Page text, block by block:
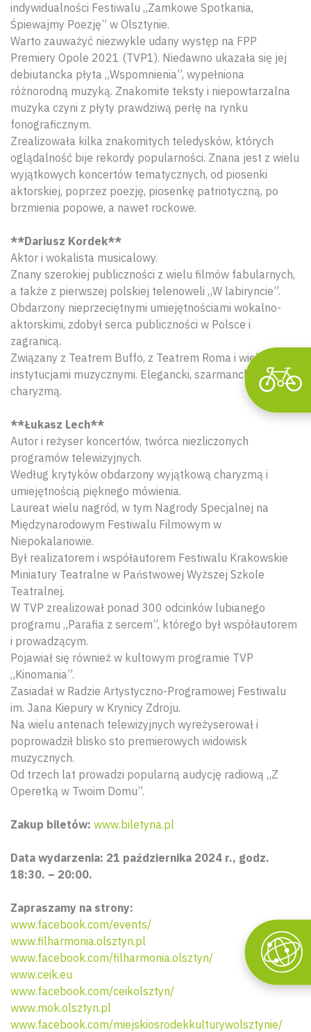
indywidualności Festiwalu „Zamkowe Spotkania,
Śpiewajmy Poezję” w Olsztynie.
Warto zauważyć niezwykle udany występ na FPP
Premiery Opole 2021 (TVP1). Niedawno ukazała się jej
debiutancka płyta „Wspomnienia”, wypełniona
różnorodną muzyką. Znakomite teksty i niepowtarzalna
muzyka czyni z płyty prawdziwą perłę na rynku
fonograficznym.
Zrealizowała kilka znakomitych teledysków, których
oglądalność bije rekordy popularności. Znana jest z wielu
wyjątkowych koncertów tematycznych, od piosenki
aktorskiej, poprzez poezję, piosenkę patriotyczną, po
brzmienia popowe, a nawet rockowe.
**Dariusz Kordek**
Aktor i wokalista musicalowy.
Znany szerokiej publiczności z wielu filmów fabularnych,
a także z pierwszej polskiej telenoweli „W labiryncie”.
Obdarzony nieprzeciętnymi umiejętnościami wokalno-
aktorskimi, zdobył serca publiczności w Polsce i
zagranicą.
Związany z Teatrem Buffo, z Teatrem Roma i wieloma
instytucjami muzycznymi. Elegancki, szarmancki i z
charyzmą.
**Łukasz Lech**
Autor i reżyser koncertów, twórca niezliczonych
programów telewizyjnych.
Według krytyków obdarzony wyjątkową charyzmą i
umiejętnością pięknego mówienia.
Laureat wielu nagród, w tym Nagrody Specjalnej na
Międzynarodowym Festiwalu Filmowym w
Niepokalanowie.
Był realizatorem i współautorem Festiwalu Krakowskie
Miniatury Teatralne w Państwowej Wyższej Szkole
Teatralnej.
W TVP zrealizował ponad 300 odcinków lubianego
programu „Parafia z sercem”, którego był współautorem
i prowadzącym.
Pojawiał się również w kultowym programie TVP
„Kinomania”.
Zasiadał w Radzie Artystyczno-Programowej Festiwalu
im. Jana Kiepury w Krynicy Zdroju.
Na wielu antenach telewizyjnych wyreżyserował i
poprowadził blisko sto premierowych widowisk
muzycznych.
Od trzech lat prowadzi popularną audycję radiową „Z
Operetką w Twoim Domu”.
Zakup biletów: www.biletyna.pl
Data wydarzenia: 21 października 2024 r., godz.
18:30. – 20:00.
Zapraszamy na strony:
www.facebook.com/events/
www.filharmonia.olsztyn.pl
www.facebook.com/filharmonia.olsztyn/
www.ceik.eu
www.facebook.com/ceikolsztyn/
www.mok.olsztyn.pl
www.facebook.com/miejskiosrodekkulturywolsztynie/